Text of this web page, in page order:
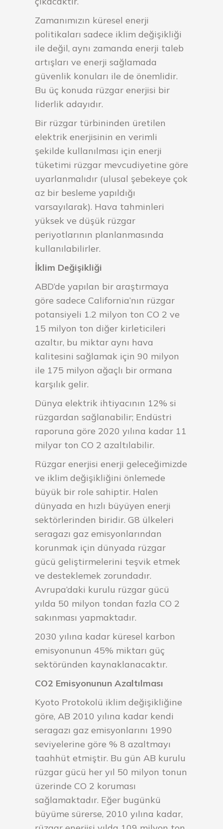
Zamanımızın küresel enerji
politikaları sadece iklim değişikliği
ile değil, aynı zamanda enerji taleb
artışları ve enerji sağlamada
güvenlik konuları ile de önemlidir.
Bu üç konuda rüzgar enerjisi bir
liderlik adayıdır.
Bir rüzgar türbininden üretilen
elektrik enerjisinin en verimli
şekilde kullanılması için enerji
tüketimi rüzgar mevcudiyetine göre
uyarlanmalıdır (ulusal şebekeye çok
az bir besleme yapıldığı
varsayılarak). Hava tahminleri
yüksek ve düşük rüzgar
periyotlarının planlanmasında
kullanılabilirler.
İklim Değişikliği
ABD’de yapılan bir araştırmaya
göre sadece California’nın rüzgar
potansiyeli 1.2 milyon ton CO 2 ve
15 milyon ton diğer kirleticileri
azaltır, bu miktar aynı hava
kalitesini sağlamak için 90 milyon
ile 175 milyon ağaçlı bir ormana
karşılık gelir.
Dünya elektrik ihtiyacının 12% si
rüzgardan sağlanabilir; Endüstri
raporuna göre 2020 yılına kadar 11
milyar ton CO 2 azaltılabilir.
Rüzgar enerjisi enerji geleceğimizde
ve iklim değişikliğini önlemede
büyük bir role sahiptir. Halen
dünyada en hızlı büyüyen enerji
sektörlerinden biridir. G8 ülkeleri
seragazı gaz emisyonlarından
korunmak için dünyada rüzgar
gücü geliştirmelerini teşvik etmek
ve desteklemek zorundadır.
Avrupa’daki kurulu rüzgar gücü
yılda 50 milyon tondan fazla CO 2
sakınması yapmaktadır.
2030 yılına kadar küresel karbon
emisyonunun 45% miktarı güç
sektöründen kaynaklanacaktır.
CO2 Emisyonunun Azaltılması
Kyoto Protokolü iklim değişikliğine
göre, AB 2010 yılına kadar kendi
seragazı gaz emisyonlarını 1990
seviyelerine göre % 8 azaltmayı
taahhüt etmiştir. Bu gün AB kurulu
rüzgar gücü her yıl 50 milyon tonun
üzerinde CO 2 koruması
sağlamaktadır. Eğer bugünkü
büyüme sürerse, 2010 yılına kadar,